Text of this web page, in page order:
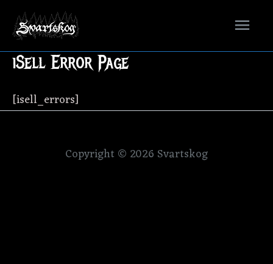
iSell Error Page
[isell_errors]
Copyright © 2026 Svartskog